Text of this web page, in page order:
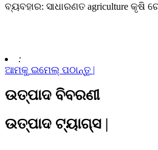
ବ୍ୟବହାର: ସାଧାରଣତ agriculture କୃଷି
:
ଆମକୁ ଇମେଲ୍ ପଠାନ୍ତୁ |
ଉତ୍ପାଦ ବିବରଣୀ
ଉତ୍ପାଦ ଟ୍ୟାଗ୍ସ |